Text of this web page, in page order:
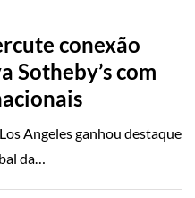
conexão
Sotheby’s com
Angeles ganhou destaque
da…